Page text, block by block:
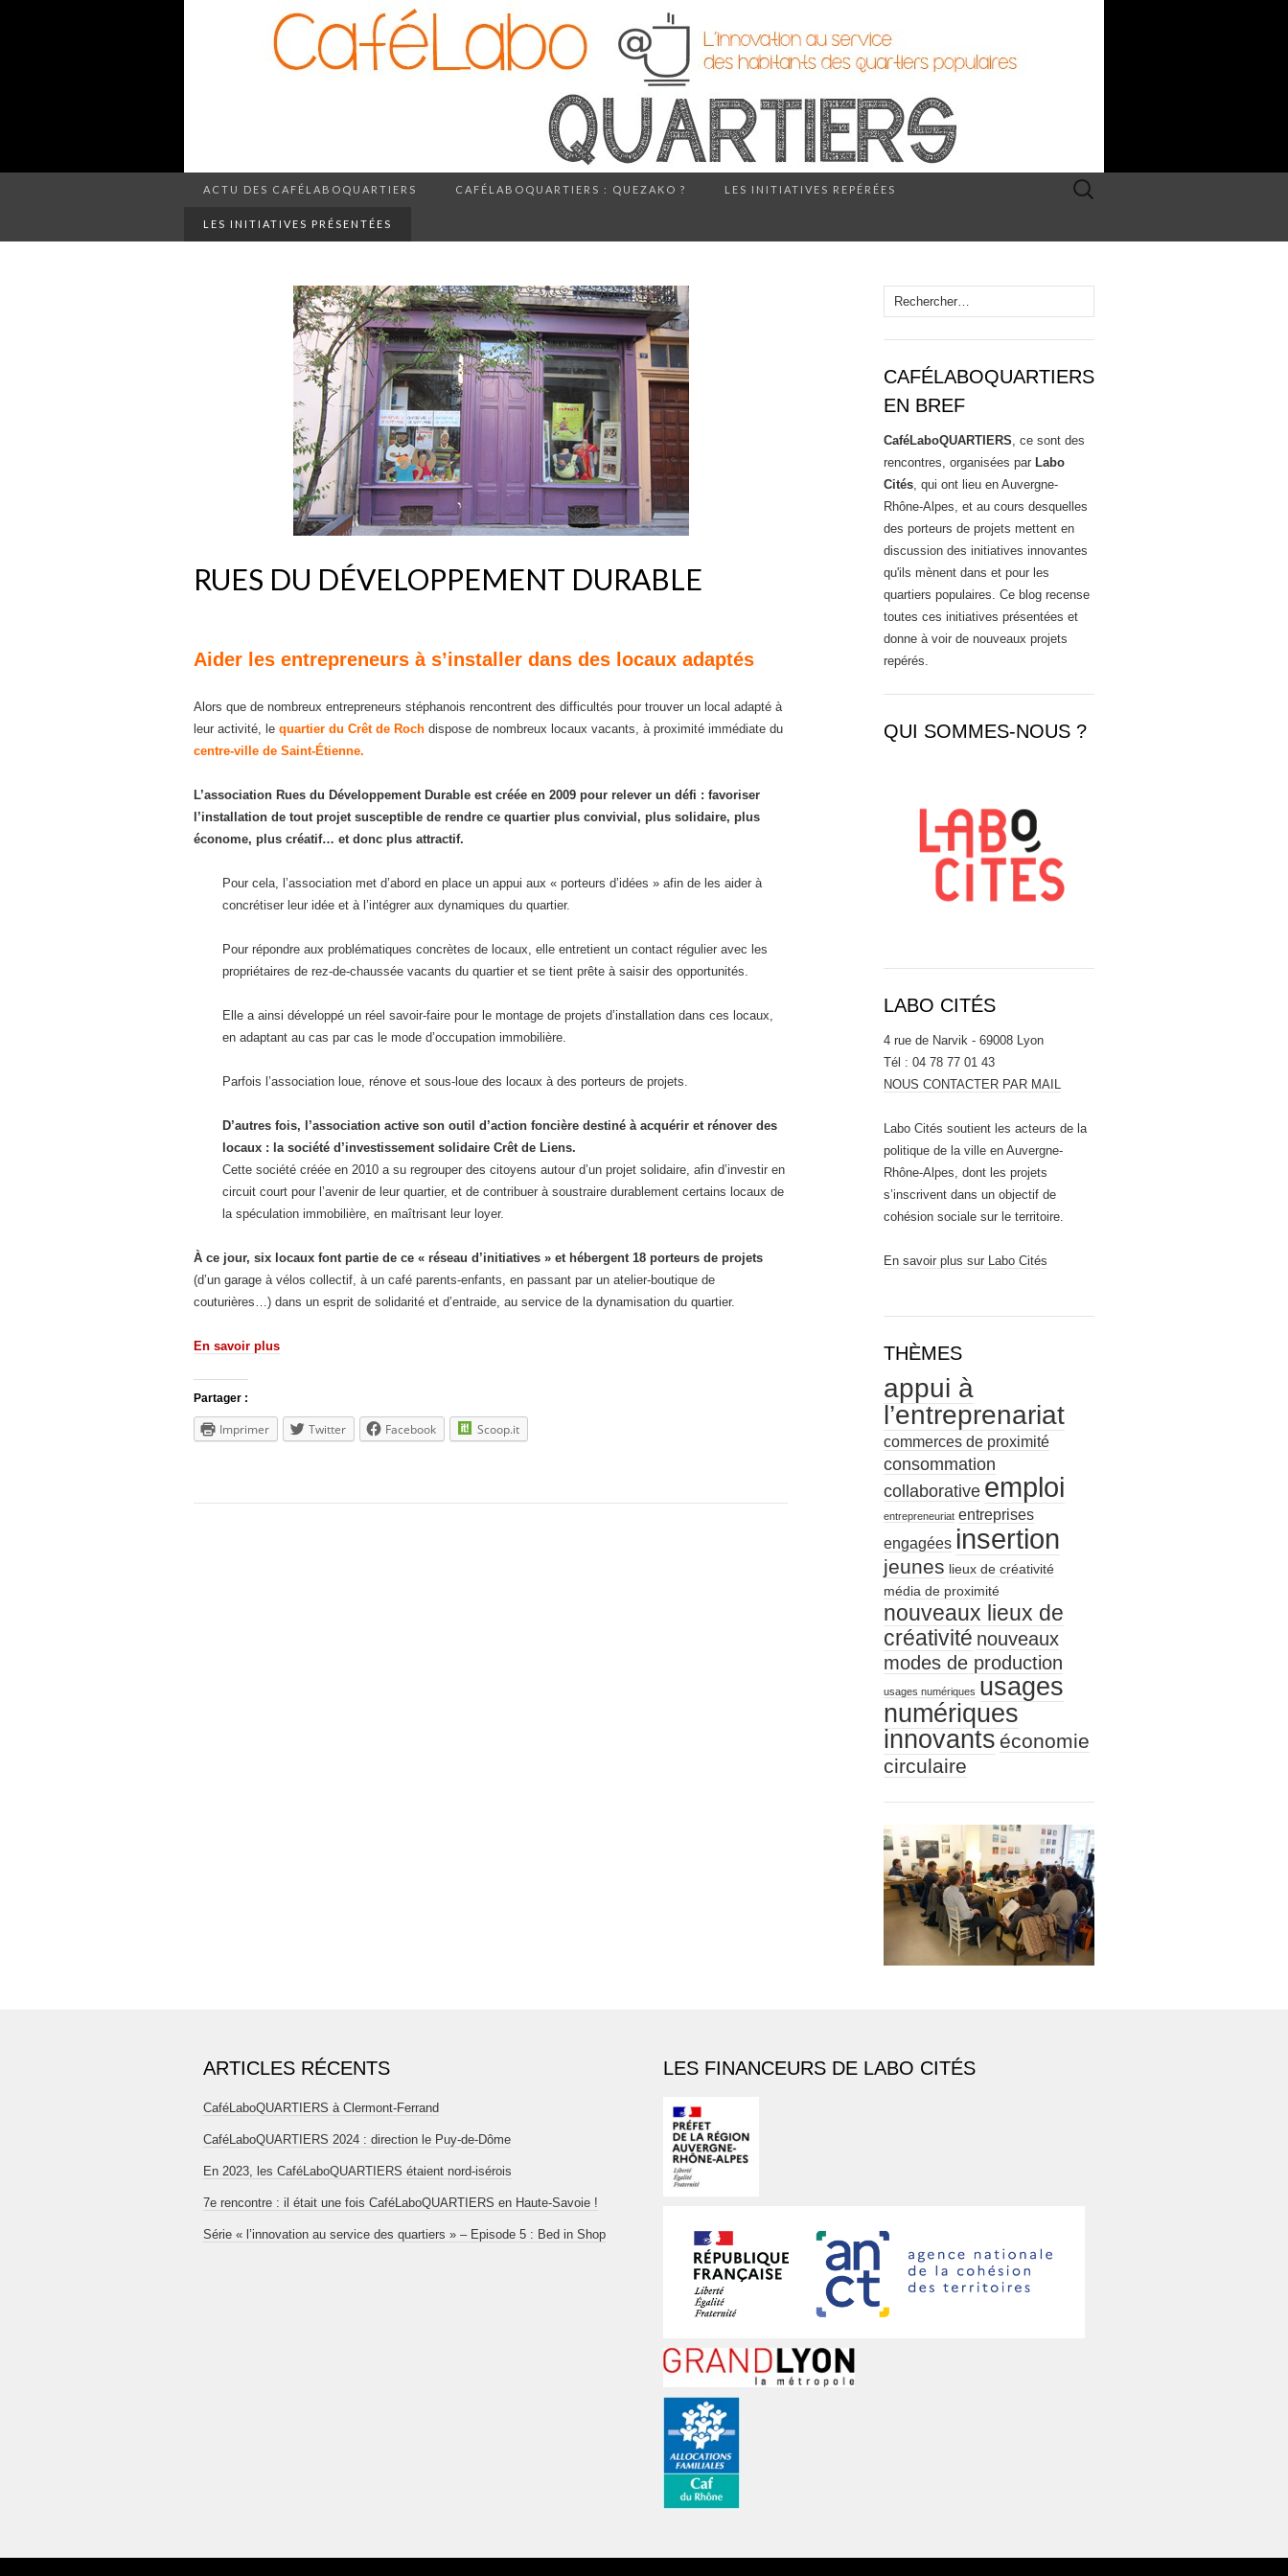
ACTU DES CAFÉLABOQUARTIERS CAFÉLABOQUARTIERS : QUEZAKO ? LES INITIATIVES REPÉRÉES
LES INITIATIVES PRÉSENTÉES
Rechercher :
RUES DU DÉVELOPPEMENT DURABLE
Aider les entrepreneurs à s’installer dans des locaux adaptés
Alors que de nombreux entrepreneurs stéphanois rencontrent des difficultés pour trouver un local adapté à
leur activité, le quartier du Crêt de Roch dispose de nombreux locaux vacants, à proximité immédiate du
centre-ville de Saint-Étienne.
L’association Rues du Développement Durable est créée en 2009 pour relever un défi : favoriser
l’installation de tout projet susceptible de rendre ce quartier plus convivial, plus solidaire, plus
économe, plus créatif… et donc plus attractif.
Pour cela, l’association met d’abord en place un appui aux « porteurs d’idées » afin de les aider à
concrétiser leur idée et à l’intégrer aux dynamiques du quartier.
Pour répondre aux problématiques concrètes de locaux, elle entretient un contact régulier avec les
propriétaires de rez-de-chaussée vacants du quartier et se tient prête à saisir des opportunités.
Elle a ainsi développé un réel savoir-faire pour le montage de projets d’installation dans ces locaux,
en adaptant au cas par cas le mode d’occupation immobilière.
Parfois l’association loue, rénove et sous-loue des locaux à des porteurs de projets.
D’autres fois, l’association active son outil d’action foncière destiné à acquérir et rénover des
locaux : la société d’investissement solidaire Crêt de Liens.
Cette société créée en 2010 a su regrouper des citoyens autour d’un projet solidaire, afin d’investir en
circuit court pour l’avenir de leur quartier, et de contribuer à soustraire durablement certains locaux de
la spéculation immobilière, en maîtrisant leur loyer.
À ce jour, six locaux font partie de ce « réseau d’initiatives » et hébergent 18 porteurs de projets
(d’un garage à vélos collectif, à un café parents-enfants, en passant par un atelier-boutique de
couturières…) dans un esprit de solidarité et d’entraide, au service de la dynamisation du quartier.
En savoir plus
Partager :
Imprimer Twitter Facebook Scoop.it
Rechercher :
CAFÉLABOQUARTIERS
EN BREF
CaféLaboQUARTIERS, ce sont des
rencontres, organisées par Labo
Cités, qui ont lieu en Auvergne-
Rhône-Alpes, et au cours desquelles
des porteurs de projets mettent en
discussion des initiatives innovantes
qu'ils mènent dans et pour les
quartiers populaires. Ce blog recense
toutes ces initiatives présentées et
donne à voir de nouveaux projets
repérés.
QUI SOMMES-NOUS ?
LABO CITÉS
4 rue de Narvik - 69008 Lyon
Tél : 04 78 77 01 43
NOUS CONTACTER PAR MAIL
Labo Cités soutient les acteurs de la
politique de la ville en Auvergne-
Rhône-Alpes, dont les projets
s’inscrivent dans un objectif de
cohésion sociale sur le territoire.
En savoir plus sur Labo Cités
THÈMES
appui à
l’entreprenariat
commerces de proximité
consommation
collaborative emploi
entrepreneuriat entreprises
engagées insertion
jeunes lieux de créativité
média de proximité
nouveaux lieux de
créativité nouveaux
modes de production
usages numériques usages
numériques
innovants économie
circulaire
ARTICLES RÉCENTS
CaféLaboQUARTIERS à Clermont-Ferrand
CaféLaboQUARTIERS 2024 : direction le Puy-de-Dôme
En 2023, les CaféLaboQUARTIERS étaient nord-isérois
7e rencontre : il était une fois CaféLaboQUARTIERS en Haute-Savoie !
Série « l’innovation au service des quartiers » – Episode 5 : Bed in Shop
LES FINANCEURS DE LABO CITÉS